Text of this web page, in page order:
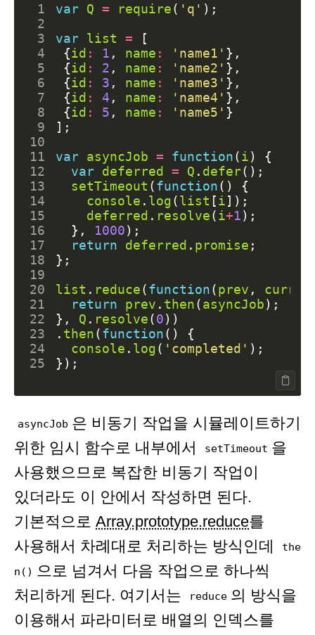
1 var Q = require( 'q' );
2
3
var list =
[
4
{id : 1 , name : 'name1' },
5
{id : 2 , name : 'name2' },
6
{id : 3 , name : 'name3' },
7
{id : 4 , name : 'name4' },
8
{id : 5 , name : 'name5' }
9
];
10
11
var asyncJob = function(i)
{
12
var deferred = Q . defer();
13
setTimeout (function()
{
14
console . log(list [i]);
15
deferred . resolve(i+1);
16
}, 1000);
17
return deferred . promise ;
18
};
19
20
list . reduce(function(prev , curr
21
return prev . then(asyncJob);
22
}, Q . resolve(0))
23
. then(function()
{
24
console . log( 'completed' );
25
});
asyncJob 은 비동기 작업을 시뮬레이트하기
위한 임시 함수로 내부에서
setTimeout 을
사용했으므로 복잡한 비동기 작업이
있더라도 이 안에서 작성하면 된다.
기본적으로 Array.prototype.reduce를
사용해서 차례대로 처리하는 방식인데
the
n() 으로 넘겨서 다음 작업으로 하나씩
처리하게 된다. 여기서는
reduce 의 방식을
이용해서 파라미터로 배열의 인덱스를